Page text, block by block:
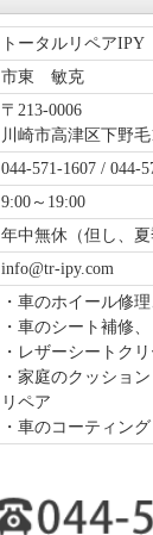
トータルリペアIPY
市東 敏克
〒213-0006
川崎市高津区下野毛
044-571-1607 / 044-
9:00～19:00
年中無休（但し、夏
info@tr-ipy.com
・車のホイール修
・車のシート補修
・レザーシートク
・家庭のクッショ
リペア
・車のコーティング